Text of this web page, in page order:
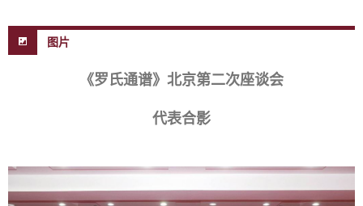
图片
《罗氏通谱》北京第二次座谈会
代表合影